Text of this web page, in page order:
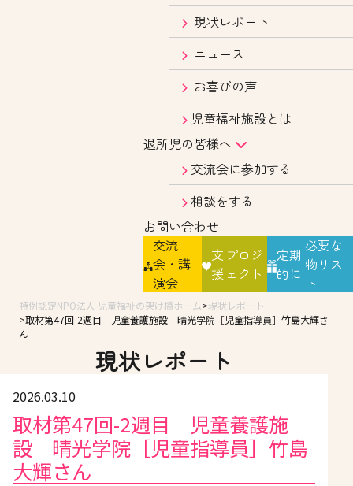
現状レポート
ニュース
お喜びの声
児童福祉施設とは
退所児の皆様へ
交流会に参加する
相談をする
お問い合わせ
交流
会・講
演会
支
援
プロジ
ェクト
定期
的に
必要な
物リス
ト
特例認定NPO法人 児童福祉の架け橋ホーム 現状レポート
取材第47回-2週目 児童養護施設 晴光学院［児童指導員］竹島大輝さ
ん
現状レポート
2026.03.10
取材第47回-2週目 児童養護施
設 晴光学院［児童指導員］竹島
大輝さん